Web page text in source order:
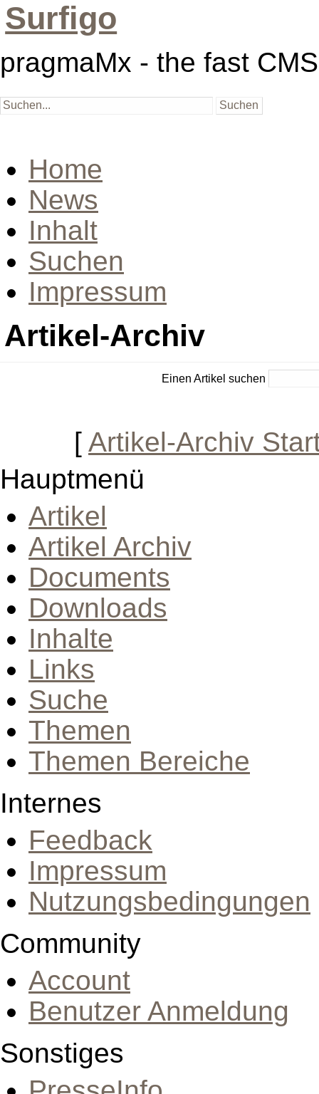
Surfigo
pragmaMx - the fast CMS
Home
News
Inhalt
Suchen
Impressum
Artikel-Archiv
Einen Artikel suchen
[ Artikel-Archiv
Hauptmenü
Artikel
Artikel Archiv
Documents
Downloads
Inhalte
Links
Suche
Themen
Themen Bereiche
Internes
Feedback
Impressum
Nutzungsbedingungen
Community
Account
Benutzer Anmeldung
Sonstiges